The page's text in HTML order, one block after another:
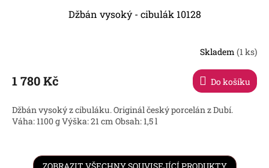
Džbán vysoký - cibulák 10128
Skladem (1 ks)
1 780 Kč Do košíku
Džbán vysoký z cibuláku. Originál český porcelán z Dubí.
Váha: 1100 g Výška: 21 cm Obsah: 1,5 l